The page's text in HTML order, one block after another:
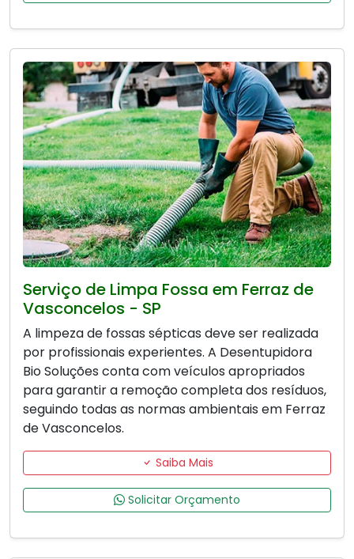
Serviço de Limpa Fossa em Ferraz de
Vasconcelos - SP
A limpeza de fossas sépticas deve ser realizada
por profissionais experientes. A Desentupidora
Bio Soluções conta com veículos apropriados
para garantir a remoção completa dos resíduos,
seguindo todas as normas ambientais em Ferraz
de Vasconcelos.
Saiba Mais
Solicitar Orçamento